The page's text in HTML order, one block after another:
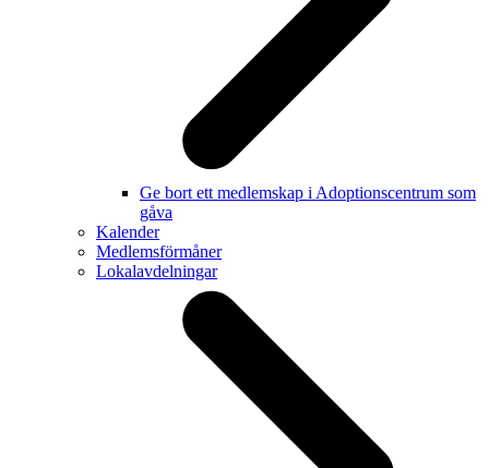
Ge bort ett medlemskap i Adoptionscentrum som
gåva
Kalender
Medlemsförmåner
Lokalavdelningar